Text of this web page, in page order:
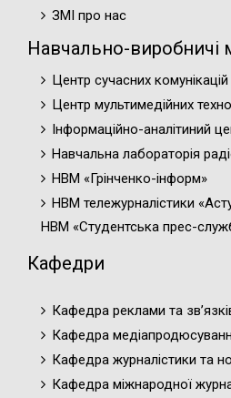
ЗМІ про нас
Навчально-виробничі
Центр сучасних комунікацій
Центр мультимедійних
Інформаційно-аналітиний
Навчальна лабораторія
НВМ «Грінченко-інформ»
НВМ тележурналістики
НВМ «Студентська прес-
Кафедри
Кафедра реклами та
Кафедра
Кафедра журналістики та
Кафедра міжнародної